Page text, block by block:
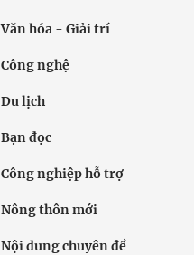
Văn hóa - Giải trí
Công nghệ
Du lịch
Bạn đọc
Công nghiệp hỗ trợ
Nông thôn mới
Nội dung chuyên đề